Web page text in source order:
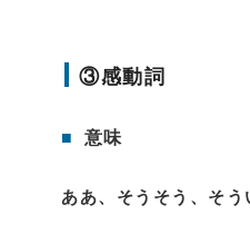
③感動詞
■ 意味
ああ、そうそう、そう